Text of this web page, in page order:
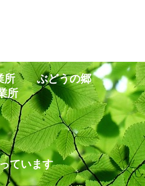
業所 ぶどうの郷
います